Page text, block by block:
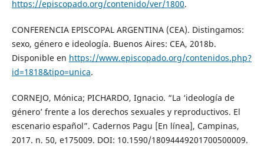
https://episcopado.org/contenido/ver/1800.
CONFERENCIA EPISCOPAL ARGENTINA (CEA). Distingamos:
sexo, género e ideología. Buenos Aires: CEA, 2018b.
Disponible en https://www.episcopado.org/contenidos.php?
id=1818&tipo=unica.
CORNEJO, Mónica; PICHARDO, Ignacio. “La ‘ideología de
género’ frente a los derechos sexuales y reproductivos. El
escenario español”. Cadernos Pagu [En línea], Campinas,
2017. n. 50, e175009. DOI: 10.1590/18094449201700500009.